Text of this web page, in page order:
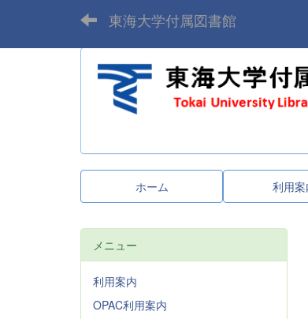
東海大学付属図書館
ホーム 利用案
メニュー
利用案内
OPAC利用案内